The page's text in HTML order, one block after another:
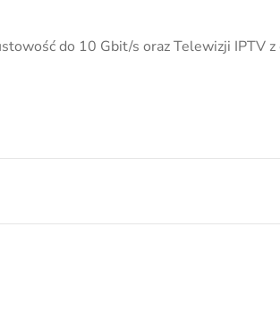
do 10 Gbit/s oraz Telewizji IPTV